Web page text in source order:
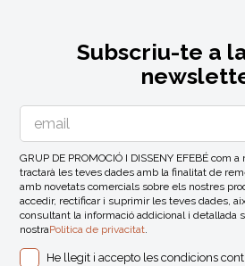
Subscriu-te a
GRUP DE PROMOCIÓ I DISSENY EFEBÉ com
tractarà les teves dades amb la finalitat de
amb novetats comercials sobre els nostres
accedir, rectificar i suprimir les teves dades,
consultant la informació addicional i detallada
nostraPolitica de privacitat.
He llegit i accepto les condicions